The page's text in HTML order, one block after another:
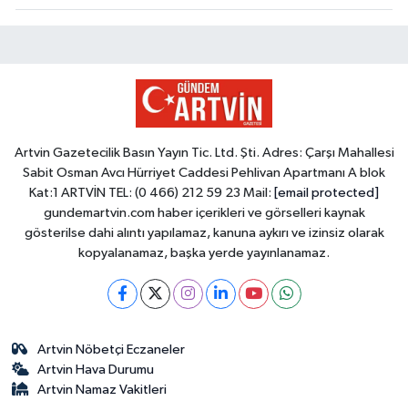
Artvin Gazetecilik Basın Yayın Tic. Ltd. Şti. Adres: Çarşı Mahallesi
Sabit Osman Avcı Hürriyet Caddesi Pehlivan Apartmanı A blok
Kat:1 ARTVİN TEL: (0 466) 212 59 23 Mail: [email protected]
gundemartvin.com haber içerikleri ve görselleri kaynak
gösterilse dahi alıntı yapılamaz, kanuna aykırı ve izinsiz olarak
kopyalanamaz, başka yerde yayınlanamaz.
Artvin Nöbetçi Eczaneler
Artvin Hava Durumu
Artvin Namaz Vakitleri